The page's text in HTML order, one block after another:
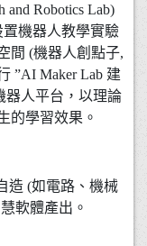
Robotics Lab)
置機器人教學實驗
間 (機器人創點子,
”AI Maker Lab 建
器人平台，以理論
的學習效果。
造 (如電路、機械
軟體產出。